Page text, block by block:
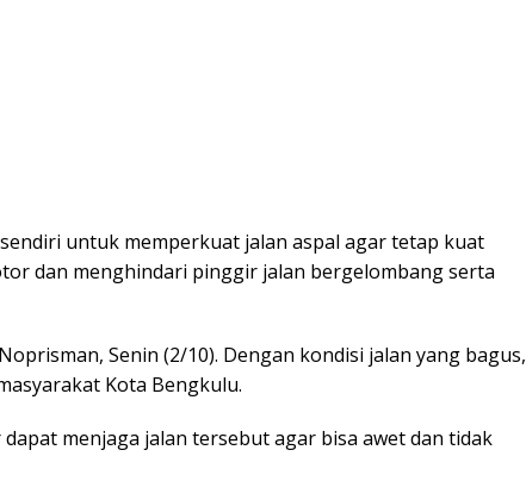
untuk memperkuat jalan aspal agar tetap kuat
dan menghindari pinggir jalan bergelombang serta
Senin (2/10). Dengan kondisi jalan yang bagus,
Kota Bengkulu.
menjaga jalan tersebut agar bisa awet dan tidak